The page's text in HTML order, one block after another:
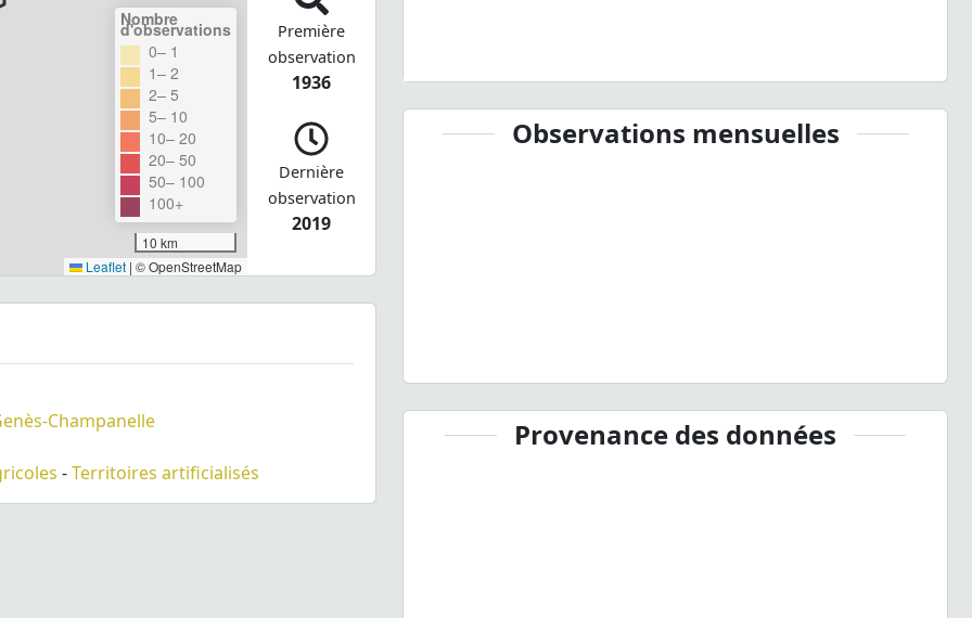
Nombre
d'observations
0– 1
1– 2
2– 5
5– 10
10– 20
20– 50
50– 100
100+
10 km
Leaflet | © OpenStreetMap
Première
observation
1936
Dernière
observation
2019
Champanelle
-Territoires artificialisés
Observations mensuelles
Provenance des données